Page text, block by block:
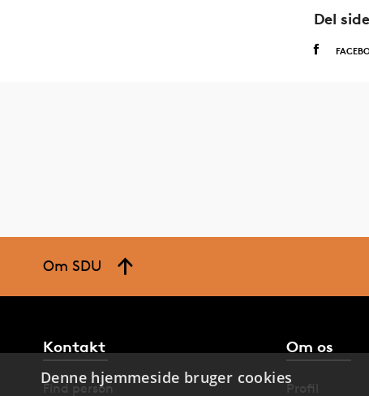
Del
Om SDU
Kontakt
Find person
Om os
Profil
Denne hjemmeside bruger cookies